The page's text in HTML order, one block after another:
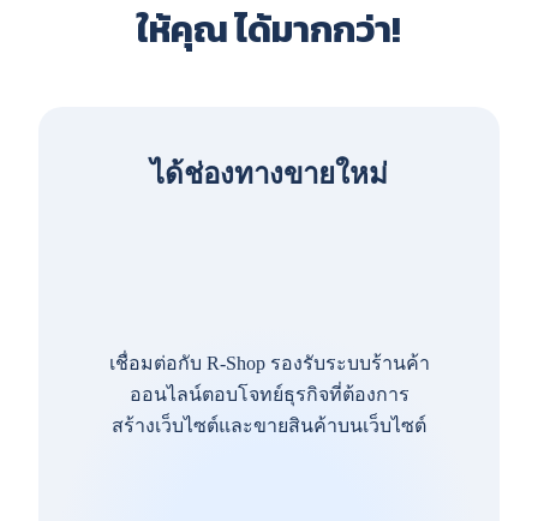
ให้คุณ ได้มากกว่า!
ได้ช่องทางขายใหม่
เชื่อมต่อกับ R-Shop รองรับระบบร้านค้า
ออนไลน์ตอบโจทย์ธุรกิจที่ต้องการ
สร้างเว็บไซต์และขายสินค้าบนเว็บไซต์